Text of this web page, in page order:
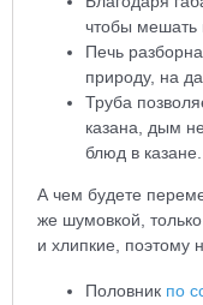
чтобы мешать
Печь
природу, на
Труба
казана, дым
блюд в казане.
А чем будете
же шумовкой,
и хлипкие, поэтому
Половник по